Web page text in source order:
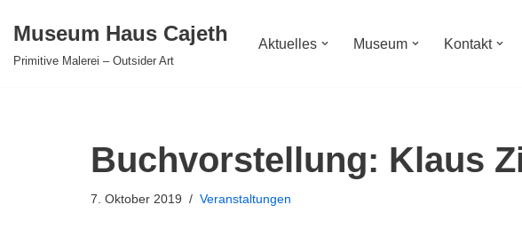
Museum Haus Cajeth
Primitive Malerei – Outsider Art
Aktuelles Museum Kontakt
Buchvorstellung: Klaus
7. Oktober 2019 Veranstaltungen